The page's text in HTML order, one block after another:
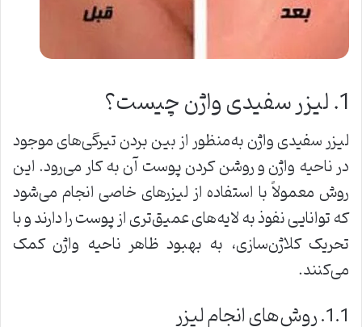
1. لیزر سفیدی واژن چیست؟
لیزر سفیدی واژن به‌منظور از بین بردن تیرگی‌های موجود
در ناحیه واژن و روشن کردن پوست آن به کار می‌رود. این
روش معمولاً با استفاده از لیزرهای خاصی انجام می‌شود
که توانایی نفوذ به لایه‌های عمیق‌تری از پوست را دارند و با
تحریک کلاژن‌سازی، به بهبود ظاهر ناحیه واژن کمک
می‌کنند.
1.1. روش‌های انجام لیزر